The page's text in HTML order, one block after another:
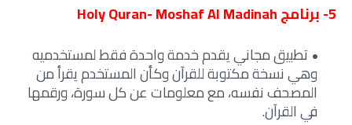
5- برنامج Holy Quran- Moshaf Al Madinah
تطبيق مجاني يقدم خدمة واحدة فقط لمستخدميه
وهي نسخة مكتوبة للقرآن وكأن المستخدم يقرأ من
المصحف نفسه، مع معلومات عن كل سورة، ورقمها
في القرآن.